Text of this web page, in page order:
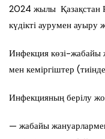
2024 жылы Қазақстан
күдікті аурумен ауыру
Инфекция көзі-
мен кеміргіштер
Инфекцияның берілу
— жабайы